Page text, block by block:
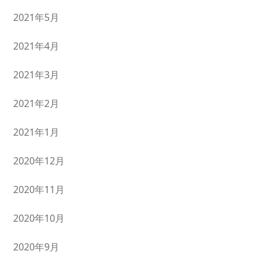
2021年5月
2021年4月
2021年3月
2021年2月
2021年1月
2020年12月
2020年11月
2020年10月
2020年9月